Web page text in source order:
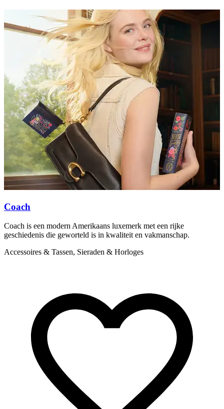
Coach
Coach is een modern Amerikaans luxemerk met een rijke
geschiedenis die geworteld is in kwaliteit en vakmanschap.
Accessoires & Tassen, Sieraden & Horloges